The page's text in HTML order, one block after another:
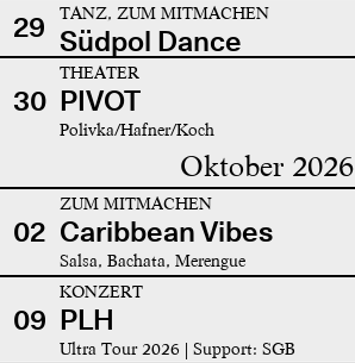
29 TANZ, ZUM MITMACHEN
Südpol Dance
30
THEATER
PIVOT
Polivka/Hafner/Koch
Oktober 2026
02
ZUM MITMACHEN
Caribbean Vibes
Salsa, Bachata, Merengue
09
KONZERT
PLH
Ultra Tour 2026 | Support: SGB